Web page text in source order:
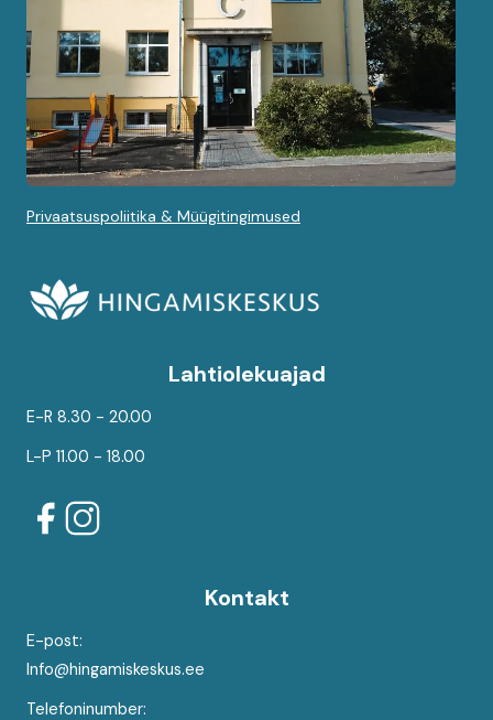
Privaatsuspoliitika & Müügitingimused
Lahtiolekuajad
E-R 8.30 - 20.00
L-P 11.00 - 18.00
Kontakt
E-post:
Info@hingamiskeskus.ee
Telefoninumber: